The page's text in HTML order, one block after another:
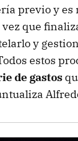
previo y es
que
y
estos
de gastos